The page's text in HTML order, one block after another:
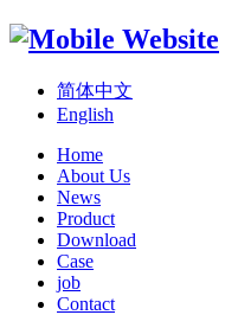
简体中文
English
Home
About Us
News
Product
Download
Case
job
Contact